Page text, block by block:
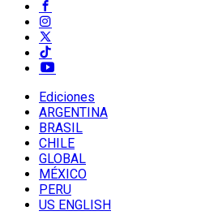
Ediciones
ARGENTINA
BRASIL
CHILE
GLOBAL
MÉXICO
PERU
US ENGLISH